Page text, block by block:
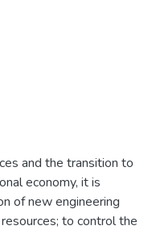
and the transition to
economy, it is
of new engineering
to control the